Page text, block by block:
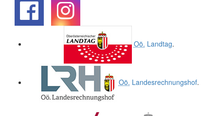
Oö. Landtag.
Oö. Landesrechnungshof.